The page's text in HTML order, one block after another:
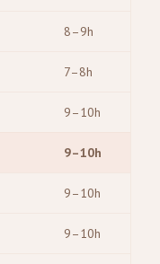
8–9h
7–8h
9–10h
9–10h
9–10h
9–10h